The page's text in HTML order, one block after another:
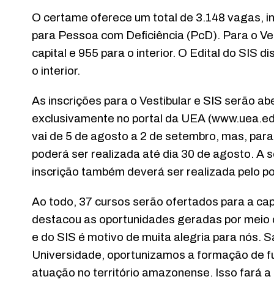
O certame oferece um total de 3.148 vagas,
para Pessoa com Deficiência (PcD). Para o
capital e 955 para o interior. O Edital do SIS
o interior.
As inscrições para o Vestibular e SIS serão
exclusivamente no portal da UEA
vai de 5 de agosto a 2 de setembro, mas,
poderá ser realizada até dia 30 de agosto. A
inscrição também deverá ser realizada pelo
Ao todo, 37 cursos serão ofertados para a
destacou as oportunidades geradas por meio
e do SIS é motivo de muita alegria para nós.
Universidade, oportunizamos a formação de
atuação no território amazonense. Isso fará